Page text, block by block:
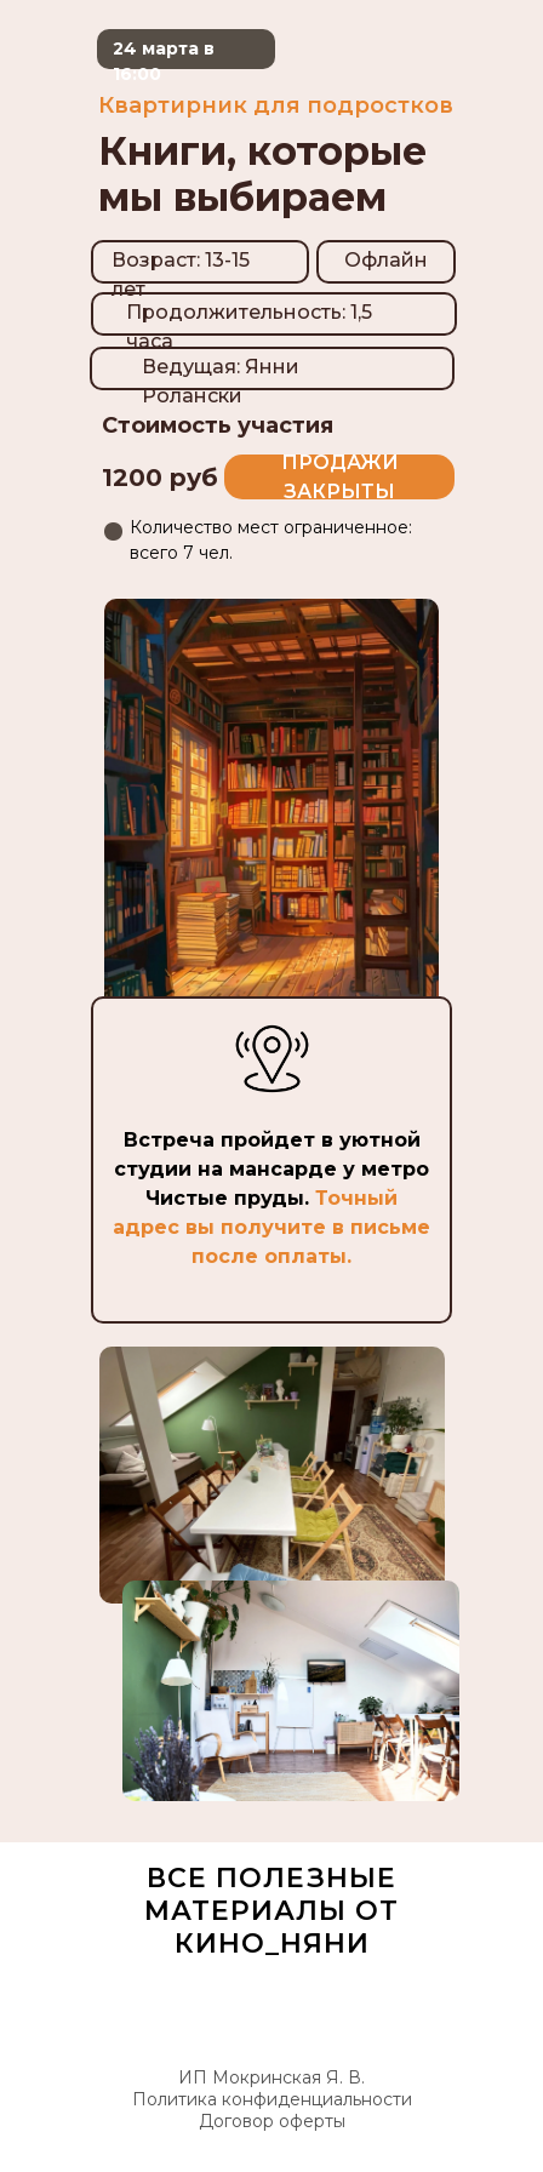
Книги, которые
мы выбираем
Стоимость участия
1200 руб
Квартирник для подростков
24 марта в
16:00
Возраст: 13-15
лет
Офлайн
Ведущая: Янни
Ролански
Продолжительность: 1,5
часа
Количество мест ограниченное:
всего 7 чел.
ПРОДАЖИ
ЗАКРЫТЫ
Встреча пройдет в уютной
студии на мансарде у метро
Чистые пруды. Точный
адрес вы получите в письме
после оплаты.
ВСЕ ПОЛЕЗНЫЕ
МАТЕРИАЛЫ ОТ
КИНО_НЯНИ
ИП Мокринская Я. В.
Политика конфиденциальности
Договор оферты